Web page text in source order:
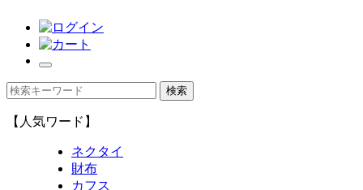
【人気ワード】
ネクタイ
財布
カフス